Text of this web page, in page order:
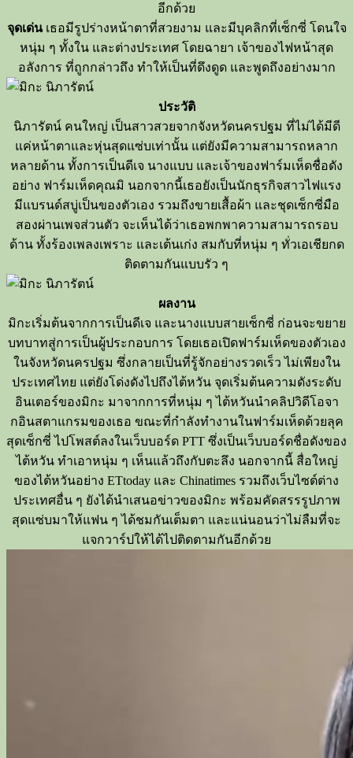
อีกด้วย
จุดเด่น เธอมีรูปร่างหน้าตาที่สวยงาม และมีบุคลิกที่เซ็กซี่ โดนใจ
หนุ่ม ๆ ทั้งใน และต่างประเทศ โดยฉายา เจ้าของไฟหน้าสุด
อลังการ ที่ถูกกล่าวถึง ทำให้เป็นที่ดึงดูด และพูดถึงอย่างมาก
ประวัติ
นิภารัตน์ คนใหญ่ เป็นสาวสวยจากจังหวัดนครปฐม ที่ไม่ได้มีดี
แค่หน้าตาและหุ่นสุดแซ่บเท่านั้น แต่ยังมีความสามารถหลาก
หลายด้าน ทั้งการเป็นดีเจ นางแบบ และเจ้าของฟาร์มเห็ดชื่อดัง
อย่าง ฟาร์มเห็ดคุณมิ นอกจากนี้เธอยังเป็นนักธุรกิจสาวไฟแรง
มีแบรนด์สบู่เป็นของตัวเอง รวมถึงขายเสื้อผ้า และชุดเซ็กซี่มือ
สองผ่านเพจส่วนตัว จะเห็นได้ว่าเธอพกพาความสามารถรอบ
ด้าน ทั้งร้องเพลงเพราะ และเต้นเก่ง สมกับที่หนุ่ม ๆ ทั่วเอเชียกด
ติดตามกันแบบรัว ๆ
ผลงาน
มิกะเริ่มต้นจากการเป็นดีเจ และนางแบบสายเซ็กซี่ ก่อนจะขยาย
บทบาทสู่การเป็นผู้ประกอบการ โดยเธอเปิดฟาร์มเห็ดของตัวเอง
ในจังหวัดนครปฐม ซึ่งกลายเป็นที่รู้จักอย่างรวดเร็ว ไม่เพียงใน
ประเทศไทย แต่ยังโด่งดังไปถึงไต้หวัน จุดเริ่มต้นความดังระดับ
อินเตอร์ของมิกะ มาจากการที่หนุ่ม ๆ ไต้หวันนำคลิปวิดีโอจา
กอินสตาแกรมของเธอ ขณะที่กำลังทำงานในฟาร์มเห็ดด้วยลุค
สุดเซ็กซี่ไปโพสต์ลงในเว็บบอร์ด PTT ซึ่งเป็นเว็บบอร์ดชื่อดังของ
ไต้หวัน ทำเอาหนุ่ม ๆ เห็นแล้วถึงกับตะลึง นอกจากนี้ สื่อใหญ่
ของไต้หวันอย่าง ETtoday และ Chinatimes รวมถึงเว็บไซต์ต่าง
ประเทศอื่น ๆ ยังได้นำเสนอข่าวของมิกะ พร้อมคัดสรรรูปภาพ
สุดแซ่บมาให้แฟน ๆได้ชมกันเต็มตา และแน่นอนว่าไม่ลืมที่จะ
แจกวาร์ปให้ได้ไปติดตามกันอีกด้วย